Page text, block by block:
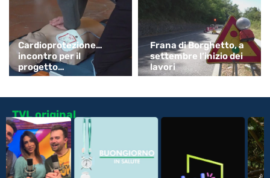
Cardioprotezione…
incontro per il
progetto
“ChiAmaLaVita”
Frana di Borghetto, a
settembre l’inizio dei
lavori
TVL original